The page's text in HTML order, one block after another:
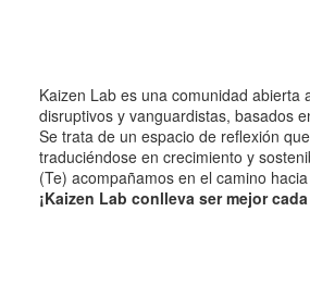
Kaizen Lab es una comunidad
disruptivos y vanguardistas, basados
Se trata de un espacio de reflexión
traduciéndose en crecimiento y
(Te) acompañamos en el camino
¡Kaizen Lab conlleva ser mejor